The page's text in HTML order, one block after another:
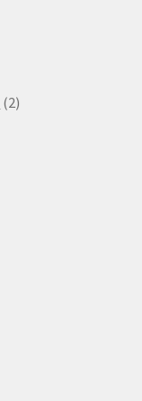
22